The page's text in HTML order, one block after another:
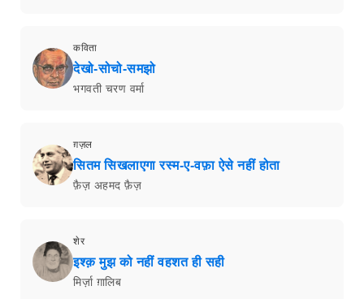
कविता
देखो-सोचो-समझो
भगवती चरण वर्मा
ग़ज़ल
सितम सिखलाएगा रस्म-ए-वफ़ा ऐसे नहीं होता
फ़ैज़ अहमद फ़ैज़
शेर
इश्क़ मुझ को नहीं वहशत ही सही
मिर्ज़ा ग़ालिब